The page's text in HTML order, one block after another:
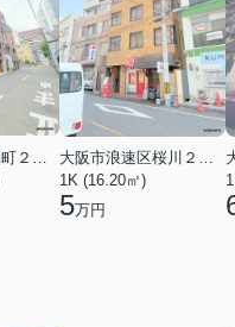
大阪市浪速区桜川２丁目
1K (16.20㎡)
5万円